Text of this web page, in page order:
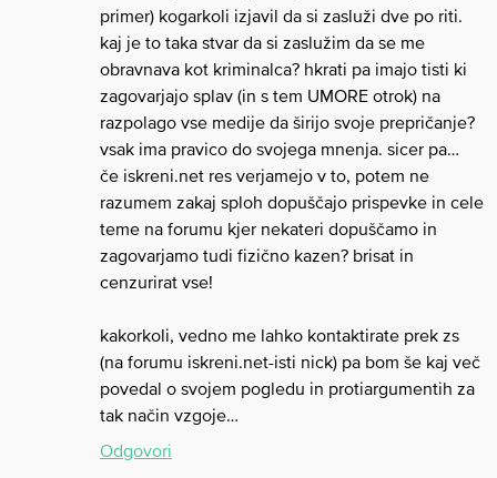
primer) kogarkoli izjavil da si zasluži dve po riti.
kaj je to taka stvar da si zaslužim da se me
obravnava kot kriminalca? hkrati pa imajo tisti ki
zagovarjajo splav (in s tem UMORE otrok) na
razpolago vse medije da širijo svoje prepričanje?
vsak ima pravico do svojega mnenja. sicer pa…
če iskreni.net res verjamejo v to, potem ne
razumem zakaj sploh dopuščajo prispevke in cele
teme na forumu kjer nekateri dopuščamo in
zagovarjamo tudi fizično kazen? brisat in
cenzurirat vse!
kakorkoli, vedno me lahko kontaktirate prek zs
(na forumu iskreni.net-isti nick) pa bom še kaj več
povedal o svojem pogledu in protiargumentih za
tak način vzgoje…
Odgovori